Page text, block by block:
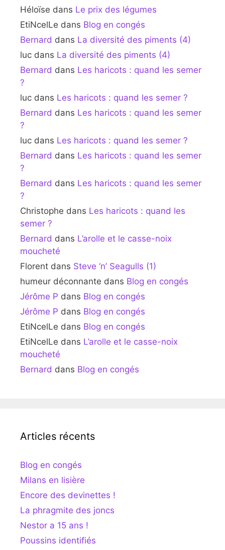
Héloïse dans Le prix des légumes
EtiNcelLe dans Blog en congés
Bernard dans La diversité des piments (4)
luc dans La diversité des piments (4)
Bernard dans Les haricots : quand les semer
?
luc dans Les haricots : quand les semer ?
Bernard dans Les haricots : quand les semer
?
luc dans Les haricots : quand les semer ?
Bernard dans Les haricots : quand les semer
?
Bernard dans Les haricots : quand les semer
?
Christophe dans Les haricots : quand les
semer ?
Bernard dans L’arolle et le casse-noix
moucheté
Florent dans Steve ‘n’ Seagulls (1)
humeur déconnante dans Blog en congés
Jérôme P dans Blog en congés
Jérôme P dans Blog en congés
EtiNcelLe dans Blog en congés
EtiNcelLe dans L’arolle et le casse-noix
moucheté
Bernard dans Blog en congés
Articles récents
Blog en congés
Milans en lisière
Encore des devinettes !
La phragmite des joncs
Nestor a 15 ans !
Poussins identifiés